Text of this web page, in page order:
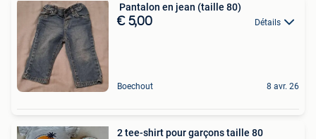
︎ Pantalon en jean (taille 80)
€ 5,00 Détails
Boechout 8 avr. 26
2 tee-shirt pour garçons taille 80